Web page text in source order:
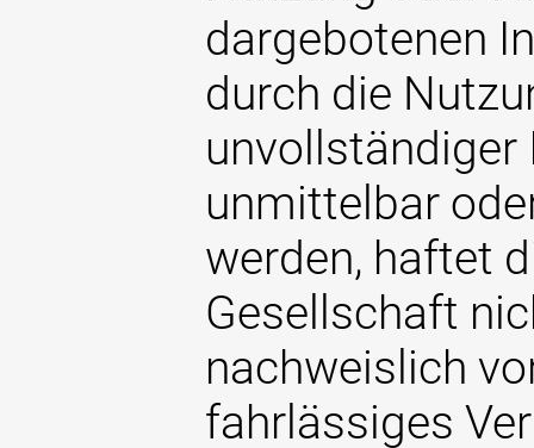
dargebotenen
durch die
unmittelbar
werden, haftet
Gesellschaft
nachweislich
fahrlässiges